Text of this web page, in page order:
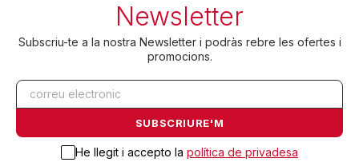
Newsletter
Subscriu-te a la nostra Newsletter i podràs rebre les ofertes i
promocions.
He llegit i accepto la política de privadesa